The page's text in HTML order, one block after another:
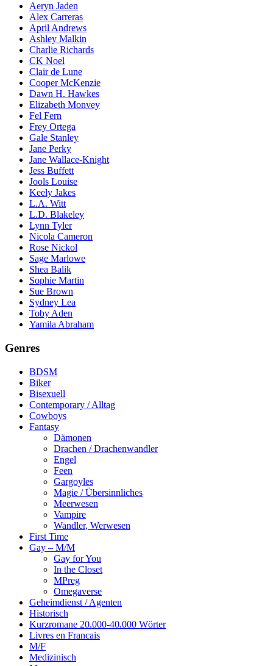
Aeryn Jaden
Alex Carreras
April Andrews
Ashley Malkin
Charlie Richards
CK Noel
Clair de Lune
Cooper McKenzie
Dawn H. Hawkes
Elizabeth Monvey
Fel Fern
Frey Ortega
Gale Stanley
Jane Perky
Jane Wallace-Knight
Jess Buffett
Jools Louise
Keely Jakes
L.A. Witt
L.D. Blakeley
Lynn Tyler
Nicola Cameron
Rose Nickol
Sage Marlowe
Shea Balik
Sophie Martin
Sue Brown
Sydney Lea
Toby Aden
Yamila Abraham
Genres
BDSM
Biker
Bisexuell
Contemporary / Alltag
Cowboys
Fantasy
Dämonen
Drachen / Drachenwandler
Engel
Feen
Gargoyles
Magie / Übersinnliches
Meerwesen
Vampire
Wandler, Werwesen
First Time
Gay – M/M
Gay for You
In the Closet
MPreg
Omegaverse
Geheimdienst / Agenten
Historisch
Kurzromane 20.000-40.000 Wörter
Livres en Francais
M/F
Medizinisch